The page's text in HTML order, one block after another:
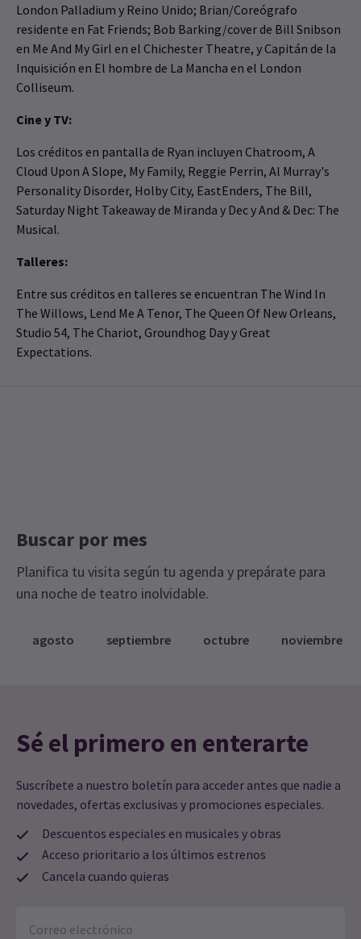
London Palladium y Reino Unido; Brian/Coreógrafo
residente en Fat Friends; Bob Barking/cover de Bill Snibson
en Me And My Girl en el Chichester Theatre, y Capitán de la
Inquisición en El hombre de La Mancha en el London
Colliseum.
Cine y TV:
Los créditos en pantalla de Ryan incluyen Chatroom, A
Cloud Upon A Slope, My Family, Reggie Perrin, Al Murray's
Personality Disorder, Holby City, EastEnders, The Bill,
Saturday Night Takeaway de Miranda y Dec y And & Dec: The
Musical.
Talleres:
Entre sus créditos en talleres se encuentran The Wind In
The Willows, Lend Me A Tenor, The Queen Of New Orleans,
Studio 54, The Chariot, Groundhog Day y Great
Expectations.
Buscar por mes
Planifica tu visita según tu agenda y prepárate para
una noche de teatro inolvidable.
agosto septiembre octubre noviembre
Sé el primero en enterarte
Suscríbete a nuestro boletín para acceder antes que nadie a
novedades, ofertas exclusivas y promociones especiales.
Descuentos especiales en musicales y obras
Acceso prioritario a los últimos estrenos
Cancela cuando quieras